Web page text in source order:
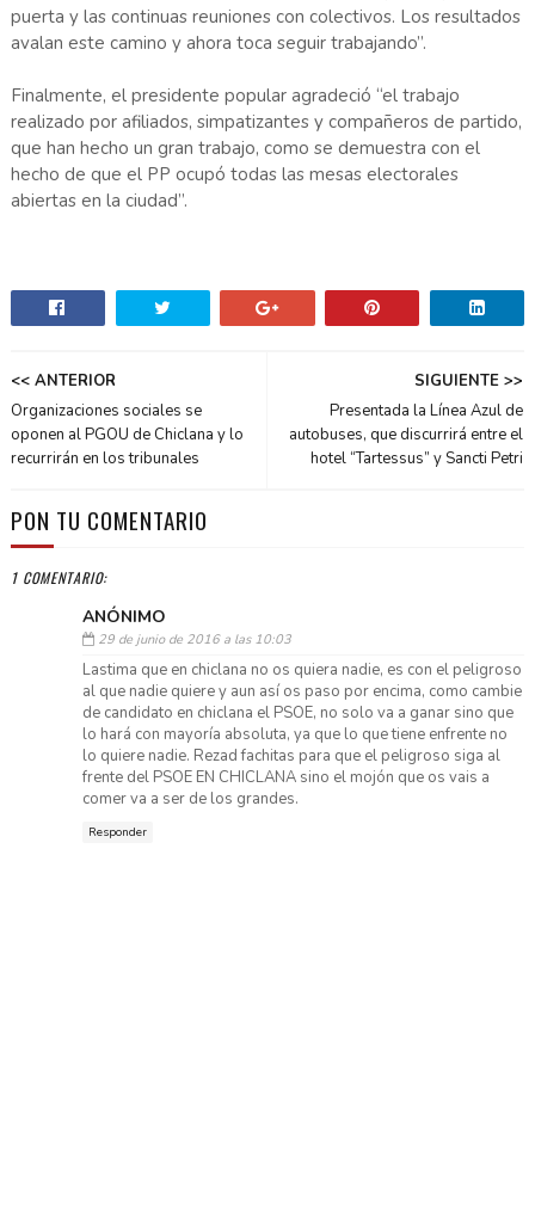
puerta y las continuas reuniones con colectivos. Los resultados
avalan este camino y ahora toca seguir trabajando”.
Finalmente, el presidente popular agradeció “el trabajo
realizado por afiliados, simpatizantes y compañeros de partido,
que han hecho un gran trabajo, como se demuestra con el
hecho de que el PP ocupó todas las mesas electorales
abiertas en la ciudad”.
SIGUIENTE >>
Presentada la Línea Azul de
autobuses, que discurrirá entre el
hotel “Tartessus” y Sancti Petri
<< ANTERIOR
Organizaciones sociales se
oponen al PGOU de Chiclana y lo
recurrirán en los tribunales
PON TU COMENTARIO
1 COMENTARIO:
ANÓNIMO
29 de junio de 2016 a las 10:03
Lastima que en chiclana no os quiera nadie, es con el peligroso
al que nadie quiere y aun así os paso por encima, como cambie
de candidato en chiclana el PSOE, no solo va a ganar sino que
lo hará con mayoría absoluta, ya que lo que tiene enfrente no
lo quiere nadie. Rezad fachitas para que el peligroso siga al
frente del PSOE EN CHICLANA sino el mojón que os vais a
comer va a ser de los grandes.
Responder